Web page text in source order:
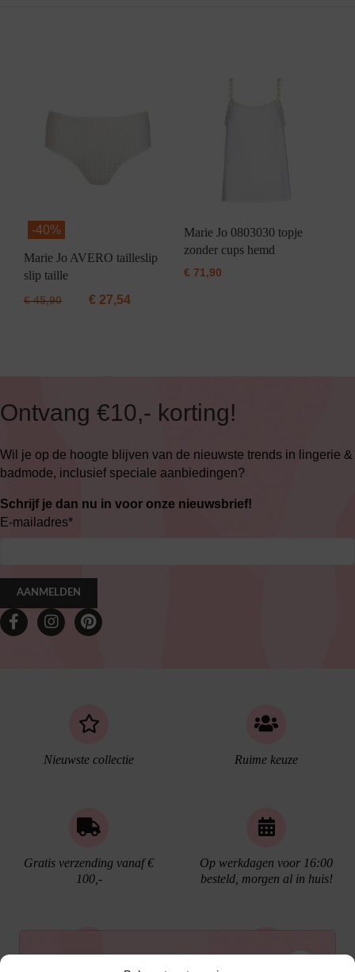
-40%
Marie Jo AVERO tailleslip
slip taille
€45,90 € 27,54
Marie Jo 0803030 topje
zonder cups hemd
€71,90
Ontvang €10,- korting!
Wil je op de hoogte blijven van de nieuwste trends in lingerie &
badmode, inclusief speciale aanbiedingen?
Schrijf je dan nu in voor onze nieuwsbrief!
E-mailadres*
AANMELDEN
Nieuwste collectie Ruime keuze
Gratis verzending vanaf €
100,-
Op werkdagen voor 16:00
besteld, morgen al in huis!
Ontvang €10,- korting